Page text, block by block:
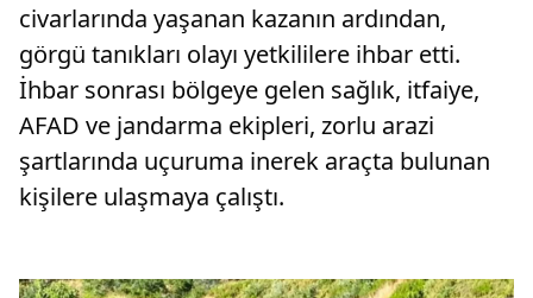
civarlarında yaşanan kazanın ardından,
görgü tanıkları olayı yetkililere ihbar etti.
İhbar sonrası bölgeye gelen sağlık, itfaiye,
AFAD ve jandarma ekipleri, zorlu arazi
şartlarında uçuruma inerek araçta bulunan
kişilere ulaşmaya çalıştı.